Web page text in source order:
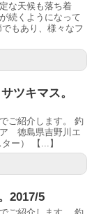
な天候も落ち着
続くようになって
もあり、様々なフ
ツキマス。
ご紹介します。 釣
徳島県吉野川エ
ー） 【...】
2017/5